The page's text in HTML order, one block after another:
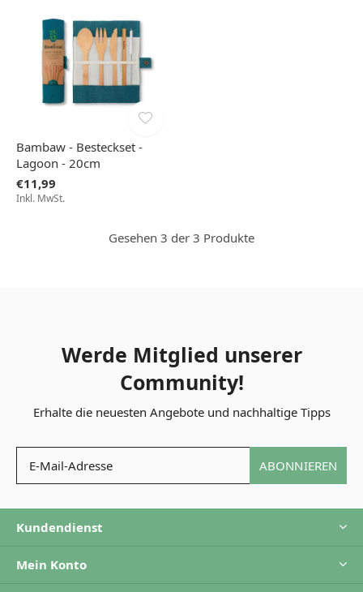
Bambaw - Besteckset -
Lagoon - 20cm
€11,99
Inkl. MwSt.
Gesehen 3 der 3 Produkte
Werde Mitglied unserer
Community!
Erhalte die neuesten Angebote und nachhaltige Tipps
ABONNIEREN
Kundendienst
Mein Konto